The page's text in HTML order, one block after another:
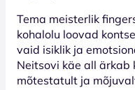
Tema meisterlik
kohalolu loovad
vaid isiklik ja
Neitsovi käe all ärkab
mõtestatult ja